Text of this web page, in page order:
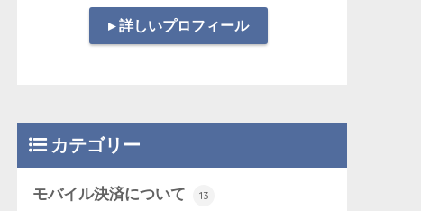
▸ 詳しいプロフィール
カテゴリー
モバイル決済について 13